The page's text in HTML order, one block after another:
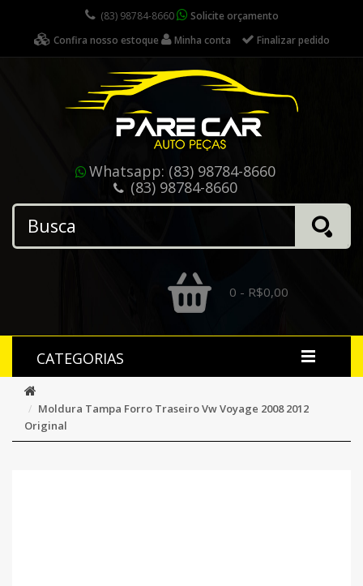
(83) 98784-8660
Solicite orçamento
Confira nosso estoque
Minha conta Finalizar pedido
Whatsapp: (83) 98784-8660
(83) 98784-8660
0 - R$0,00
CATEGORIAS
Moldura Tampa Forro Traseiro Vw Voyage 2008 2012
Original